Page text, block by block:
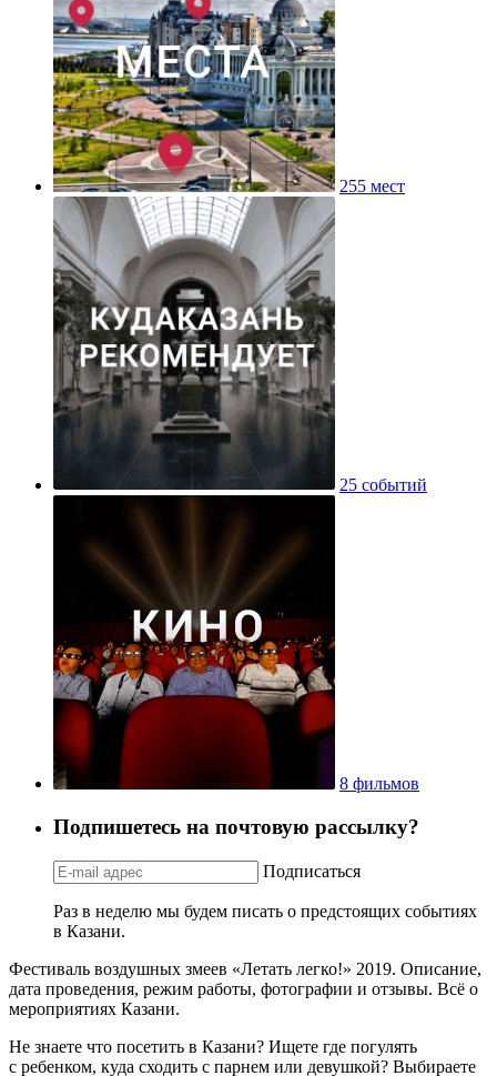
255 мест
25 событий
8 фильмов
Подпишетесь на почтовую рассылку?
Подписаться
Раз в неделю мы будем писать о предстоящих событиях
в Казани.
Фестиваль воздушных змеев «Летать легко!» 2019. Описание,
дата проведения, режим работы, фотографии и отзывы. Всё о
мероприятиях Казани.
Не знаете что посетить в Казани? Ищете где погулять
с ребенком, куда сходить с парнем или девушкой? Выбираете